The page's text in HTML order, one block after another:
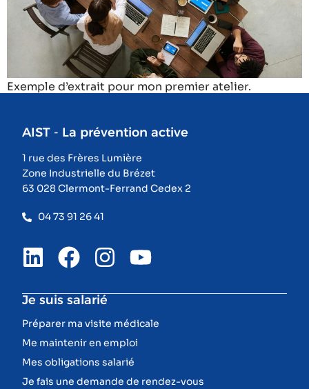
Exemple d’extrait pour mon premier atelier.
AIST - La prévention active
1 rue des Frères Lumière
Zone Industrielle du Brézet
63 028 Clermont-Ferrand Cedex 2
04 73 91 26 41
Je suis salarié
Préparer ma visite médicale
Me maintenir en emploi
Mes obligations salarié
Je fais une demande de rendez-vous